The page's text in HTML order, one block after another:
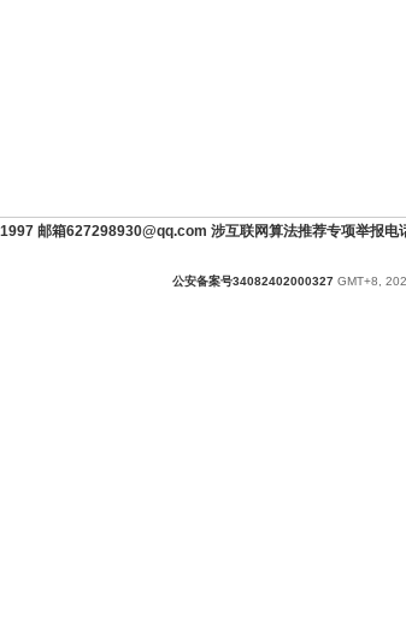
邮箱627298930@qq.com 涉互联网算法推荐专项举报
公安备案号34082402000327 GMT+8,